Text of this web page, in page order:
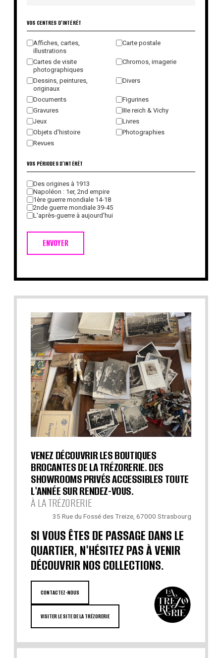
VOS CENTRES D'INTÉRÊT
Affiches, cartes,
illustrations
Carte postale
Cartes de visite
photographiques
Chromos, imagerie
Dessins, peintures,
originaux
Divers
Documents
Figurines
Gravures
IIIe reich & Vichy
Jeux
Livres
Objets d'histoire
Photographies
Revues
ENVOYER
VOS PÉRIODES D'INTÉRÊT
Des origines à 1913
Napoléon : 1er, 2nd empire
1ère guerre mondiale 14-18
2nde guerre mondiale 39-45
L'après-guerre à aujourd'hui
VENEZ DÉCOUVRIR LES BOUTIQUES
BROCANTES DE LA TRÉZORERIE. DES
SHOWROOMS PRIVÉS ACCESSIBLES TOUTE
L'ANNÉE SUR RENDEZ-VOUS.
À LA TRÉZORERIE
35 Rue du Fossé des Treize, 67000 Strasbourg
SI VOUS ÊTES DE PASSAGE DANS LE
QUARTIER, N'HÉSITEZ PAS À VENIR
DÉCOUVRIR NOS COLLECTIONS.
CONTACTEZ-NOUS
VISITER LE SITE DE LA TRÉZORERIE